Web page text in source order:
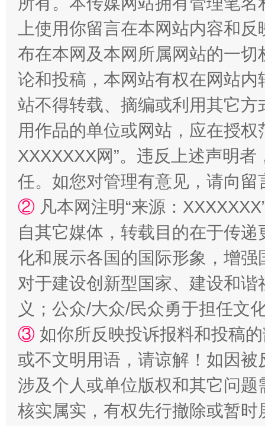
扯下公款旅游的“隐身衣” 如何以
“蜀中异人”王建安的艺术幻境
上使用你留言在本网站内容和
布在本网及本网所属网站的一
论和投稿，本网站有权在网站
站不得转载、摘编或利用其它
用作品的单位或网站，应在授
XXXXXXX网”。违反上述声明
任。如您对管理有意见，请向
② 凡本网注明“来源：
自其它媒体，转载目的在于传
化和展示各国的国际形象，增
对于建设创新型国家、建设和
义；公众/大众/民众勇于担任文
③ 如你所反映投诉报料和投稿
或不文明用语，请谅解！如因
涉及个人或单位版权和其它问题
核实属实，有权先行撤除或暂